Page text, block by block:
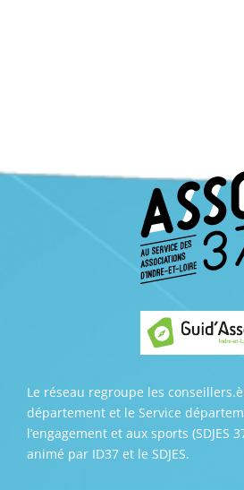
Le réseau regroupe les
département et le Service
l’engagement et aux sports (SDJES
animé par ID37 et le SDJES.